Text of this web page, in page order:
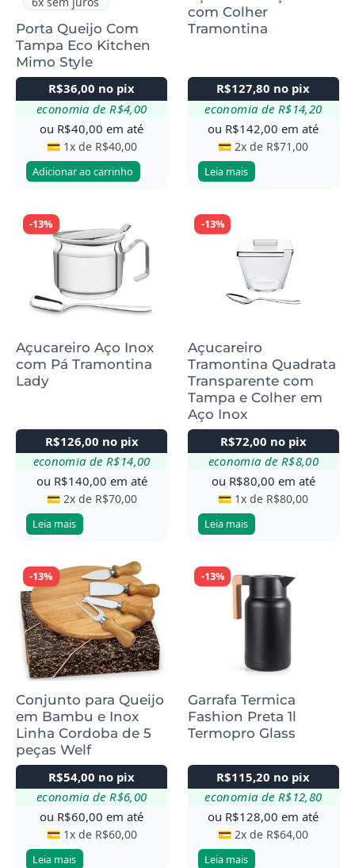
Porta Queijo Com
Tampa Eco Kitchen
Mimo Style
R$36,00 no pix
economia de R$4,00
ou R$40,00 em até
💳 1x de R$40,00
Adicionar ao carrinho
com Colher
Tramontina
R$127,80 no pix
economia de R$14,20
ou R$142,00 em até
💳 2x de R$71,00
Leia mais
-13%
Açucareiro Aço Inox
com Pá Tramontina
Lady
R$126,00 no pix
economia de R$14,00
ou R$140,00 em até
💳 2x de R$70,00
Leia mais
-13%
Açucareiro
Tramontina Quadrata
Transparente com
Tampa e Colher em
Aço Inox
R$72,00 no pix
economia de R$8,00
ou R$80,00 em até
💳 1x de R$80,00
Leia mais
-13%
Conjunto para Queijo
em Bambu e Inox
Linha Cordoba de 5
peças Welf
R$54,00 no pix
economia de R$6,00
ou R$60,00 em até
💳 1x de R$60,00
Leia mais
-13%
Garrafa Termica
Fashion Preta 1l
Termopro Glass
R$115,20 no pix
economia de R$12,80
ou R$128,00 em até
💳 2x de R$64,00
Leia mais